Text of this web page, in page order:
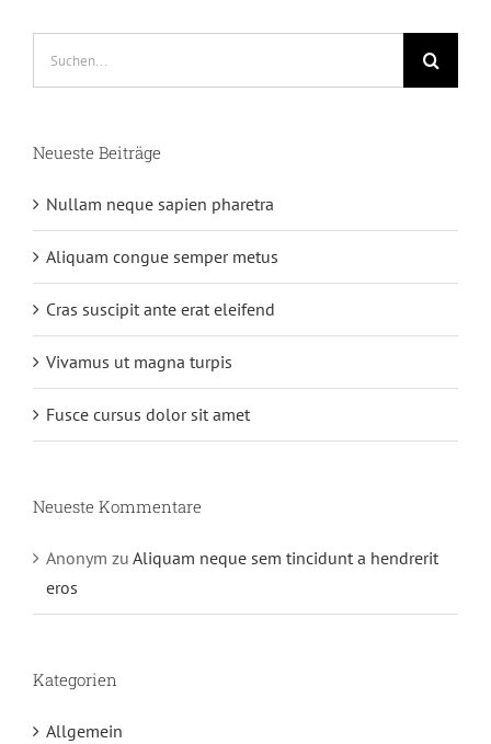
Neueste Beiträge
Nullam neque sapien pharetra
Aliquam congue semper metus
Cras suscipit ante erat eleifend
Vivamus ut magna turpis
Fusce cursus dolor sit amet
Neueste Kommentare
Anonym zu Aliquam neque sem tincidunt a hendrerit
eros
Kategorien
Allgemein